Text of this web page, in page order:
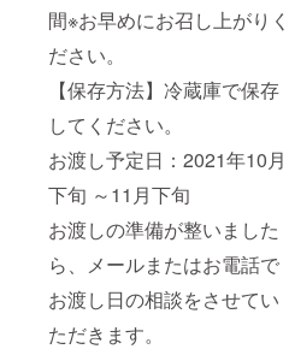
間※お早めにお召し上がりく
ださい。
【保存方法】冷蔵庫で保存
してください。
お渡し予定日：2021年10月
下旬 ～11月下旬
お渡しの準備が整いました
ら、メールまたはお電話で
お渡し日の相談をさせてい
ただきます。